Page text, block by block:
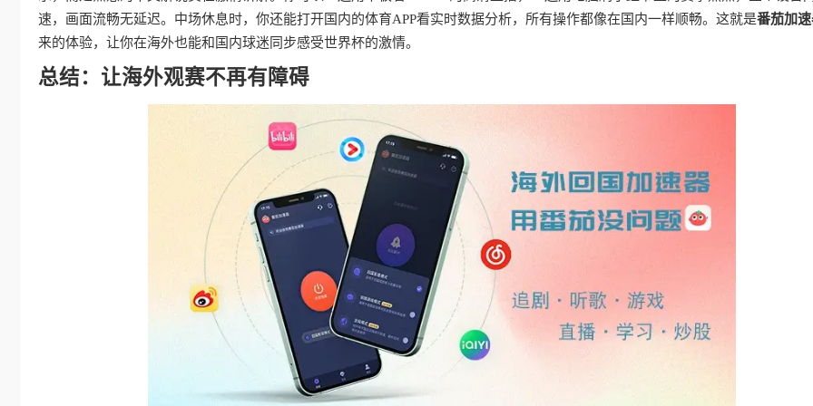
速，画面流畅无延迟。中场休息时，你还能打开国内的体育APP看实时数据分析，所有操作都像在国内一样顺畅。这就是番茄加
来的体验，让你在海外也能和国内球迷同步感受世界杯的激情。
总结：让海外观赛不再有障碍